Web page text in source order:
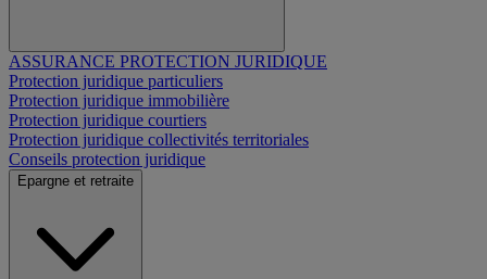
ASSURANCE PROTECTION JURIDIQUE
Protection juridique particuliers
Protection juridique immobilière
Protection juridique courtiers
Protection juridique collectivités territoriales
Conseils protection juridique
Epargne et retraite